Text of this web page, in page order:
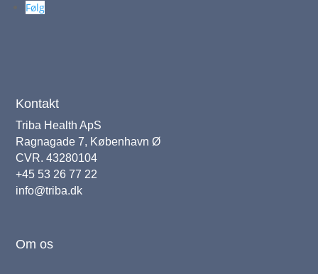
Følg
Kontakt
Triba Health ApS
Ragnagade 7, København Ø
CVR. 43280104
+45 53 26 77 22
info@triba.dk
Om os